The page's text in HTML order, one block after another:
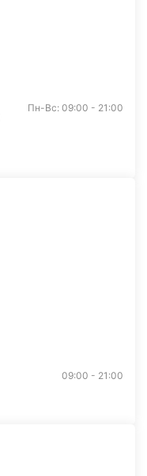
Пн-Вс: 09:00 - 21:00
09:00 - 21:00